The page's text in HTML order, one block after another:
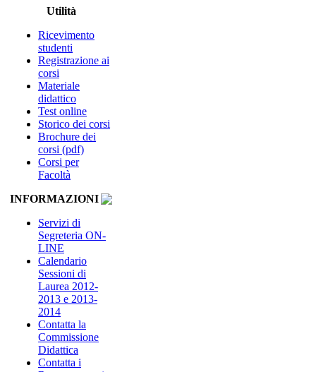
Utilità
Ricevimento
studenti
Registrazione ai
corsi
Materiale
didattico
Test online
Storico dei corsi
Brochure dei
corsi (pdf)
Corsi per
Facoltà
INFORMAZIONI
Servizi di
Segreteria ON-
LINE
Calendario
Sessioni di
Laurea 2012-
2013 e 2013-
2014
Contatta la
Commissione
Didattica
Contatta i